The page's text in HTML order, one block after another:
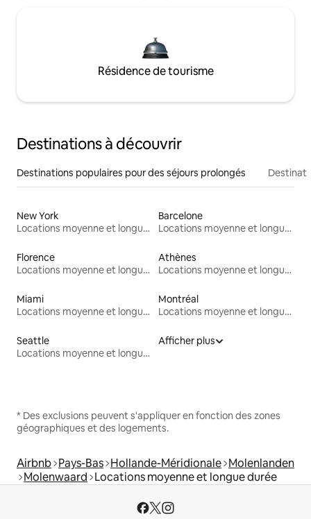
Résidence de tourisme
Destinations à découvrir
Destinations populaires pour des séjours prolongés
New York
Locations moyenne et longue durée
Barcelone
Locations moyenne et longue durée
Florence
Locations moyenne et longue durée
Athènes
Locations moyenne et longue durée
Miami
Locations moyenne et longue durée
Montréal
Locations moyenne et longue durée
Seattle
Locations moyenne et longue durée
Afficher plus
* Des exclusions peuvent s'appliquer en fonction des zones
géographiques et des logements.
Airbnb Pays-Bas Hollande-Méridionale Molenlanden
Molenwaard Locations moyenne et longue durée